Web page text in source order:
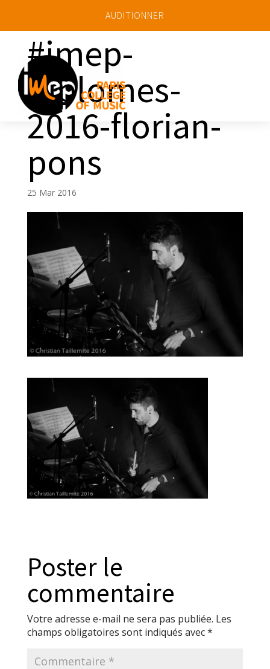
AUDITIONNER
#imep-
diplomes-
2016-florian-
pons
25 Mar 2016
Poster le
commentaire
Votre adresse e-mail ne sera pas publiée. Les
champs obligatoires sont indiqués avec*